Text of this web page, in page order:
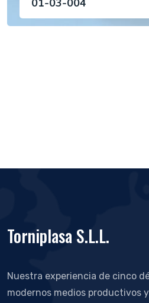
01-03-004
Torniplasa S.L.L.
Nuestra experiencia de cinco
modernos medios productivos